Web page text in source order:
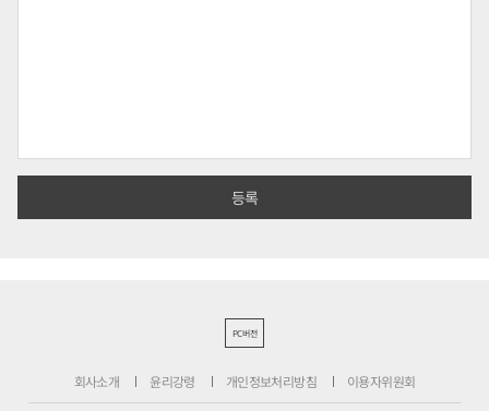
PC버전
회사소개 윤리강령 개인정보처리방침 이용자위원회